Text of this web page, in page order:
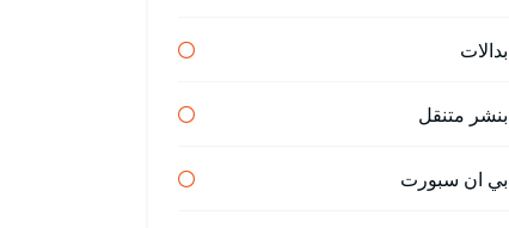
بدالات
بنشر متنقل
بي ان سبورت